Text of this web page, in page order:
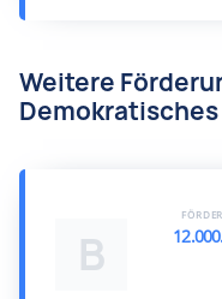
Weitere
B